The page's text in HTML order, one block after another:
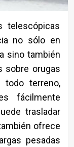
telescópicas
no sólo en
sino también
sobre orugas
todo terreno,
fácilmente
trasladar
ofrece
pesadas